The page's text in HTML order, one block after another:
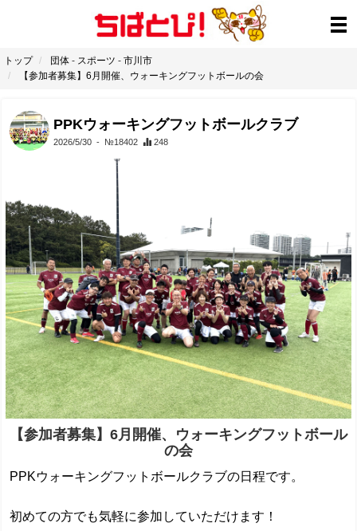
トップ 団体 - スポーツ - 市川市
【参加者募集】6月開催、ウォーキングフットボールの会
PPKウォーキングフットボールクラブ
2026/5/30 - №18402 248
【参加者募集】6月開催、ウォーキングフットボール
の会
PPKウォーキングフットボールクラブの日程です。
初めての方でも気軽に参加していただけます！